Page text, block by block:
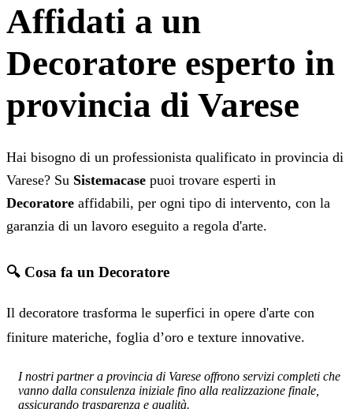
Affidati a un
Decoratore esperto in
provincia di Varese
Hai bisogno di un professionista qualificato in provincia di
Varese? Su Sistemacase puoi trovare esperti in
Decoratore affidabili, per ogni tipo di intervento, con la
garanzia di un lavoro eseguito a regola d'arte.
🔍 Cosa fa un Decoratore
Il decoratore trasforma le superfici in opere d'arte con
finiture materiche, foglia d’oro e texture innovative.
I nostri partner a provincia di Varese offrono servizi completi che
vanno dalla consulenza iniziale fino alla realizzazione finale,
assicurando trasparenza e qualità.